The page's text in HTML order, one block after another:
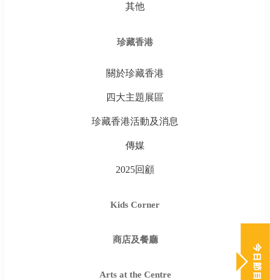
其他
珍藏香港
關於珍藏香港
四大主題展區
珍藏香港活動及消息
傳媒
2025回顧
Kids Corner
商店及餐廳
Arts at the Centre